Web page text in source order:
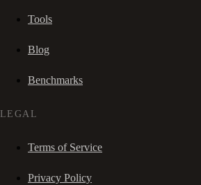
Tools
Blog
Benchmarks
LEGAL
Terms of Service
Privacy Policy